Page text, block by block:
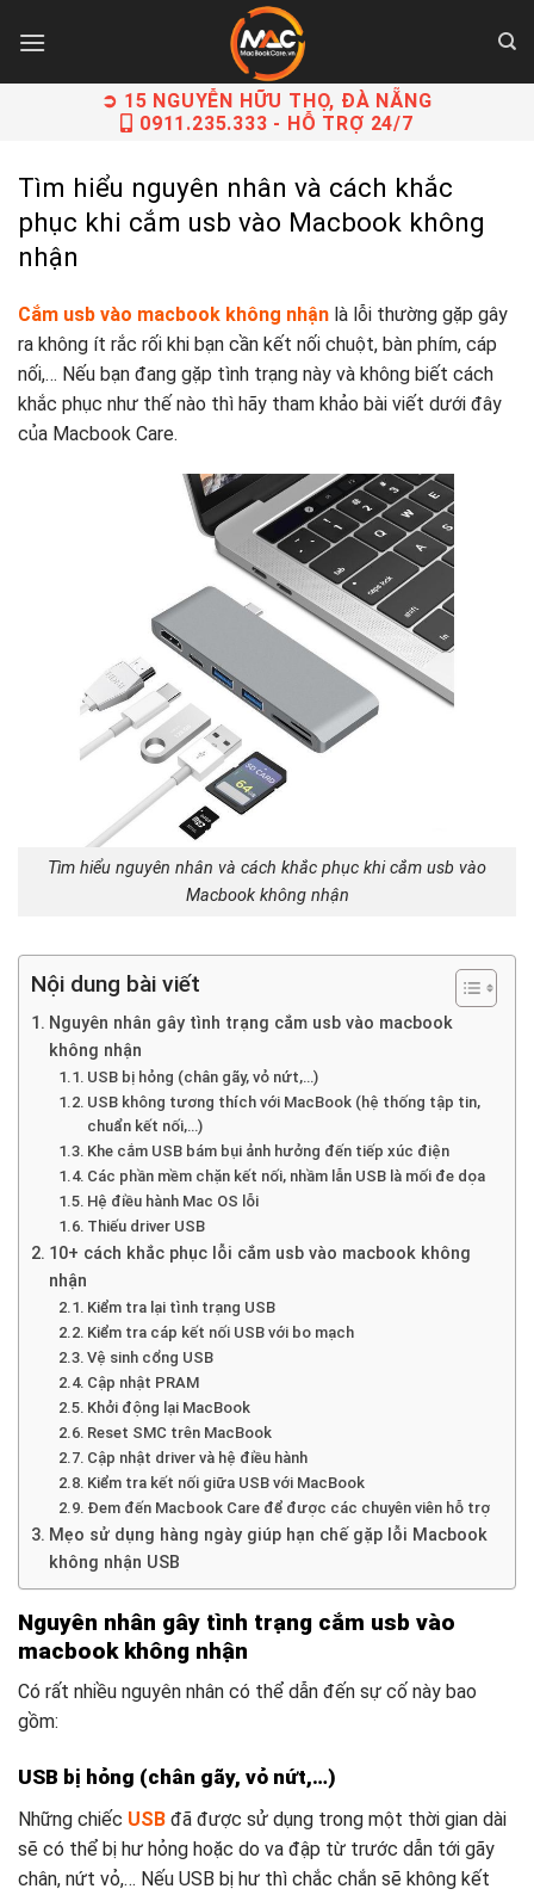
➲ 15 NGUYỄN HỮU THỌ, ĐÀ NẴNG
0911.235.333 - HỖ TRỢ 24/7
Tìm hiểu nguyên nhân và cách khắc
phục khi cắm usb vào Macbook không
nhận
Cắm usb vào macbook không nhận là lỗi thường gặp gây
ra không ít rắc rối khi bạn cần kết nối chuột, bàn phím, cáp
nối,… Nếu bạn đang gặp tình trạng này và không biết cách
khắc phục như thế nào thì hãy tham khảo bài viết dưới đây
của Macbook Care.
Tìm hiểu nguyên nhân và cách khắc phục khi cắm usb vào
Macbook không nhận
Nội dung bài viết
Nguyên nhân gây tình trạng cắm usb vào macbook
không nhận
USB bị hỏng (chân gãy, vỏ nứt,…)
USB không tương thích với MacBook (hệ thống tập tin,
chuẩn kết nối,…)
Khe cắm USB bám bụi ảnh hưởng đến tiếp xúc điện
Các phần mềm chặn kết nối, nhầm lẫn USB là mối đe dọa
Hệ điều hành Mac OS lỗi
Thiếu driver USB
10+ cách khắc phục lỗi cắm usb vào macbook không
nhận
Kiểm tra lại tình trạng USB
Kiểm tra cáp kết nối USB với bo mạch
Vệ sinh cổng USB
Cập nhật PRAM
Khởi động lại MacBook
Reset SMC trên MacBook
Cập nhật driver và hệ điều hành
Kiểm tra kết nối giữa USB với MacBook
Đem đến Macbook Care để được các chuyên viên hỗ trợ
Mẹo sử dụng hàng ngày giúp hạn chế gặp lỗi Macbook
không nhận USB
Nguyên nhân gây tình trạng cắm usb vào
macbook không nhận
Có rất nhiều nguyên nhân có thể dẫn đến sự cố này bao
gồm:
USB bị hỏng (chân gãy, vỏ nứt,…)
Những chiếc USB đã được sử dụng trong một thời gian dài
sẽ có thể bị hư hỏng hoặc do va đập từ trước dẫn tới gãy
chân, nứt vỏ,… Nếu USB bị hư thì chắc chắn sẽ không kết